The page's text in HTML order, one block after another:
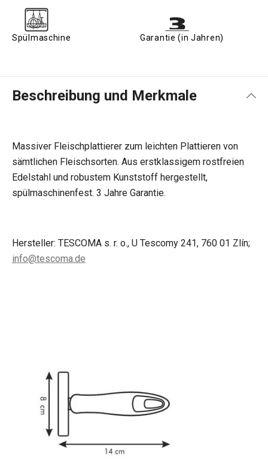
Spülmaschine Garantie (in Jahren)
Beschreibung und Merkmale
Massiver Fleischplattierer zum leichten Plattieren von
sämtlichen Fleischsorten. Aus erstklassigem rostfreien
Edelstahl und robustem Kunststoff hergestellt,
spülmaschinenfest. 3 Jahre Garantie.
Hersteller: TESCOMA s. r. o., U Tescomy 241, 760 01 Zlín;
info@tescoma.de